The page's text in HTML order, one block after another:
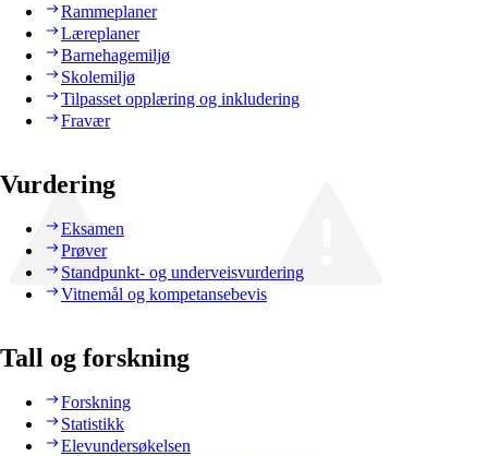
Rammeplaner
Læreplaner
Barnehagemiljø
Skolemiljø
Tilpasset opplæring og inkludering
Fravær
Vurdering
Eksamen
Prøver
Standpunkt- og underveisvurdering
Vitnemål og kompetansebevis
Tall og forskning
Forskning
Statistikk
Elevundersøkelsen